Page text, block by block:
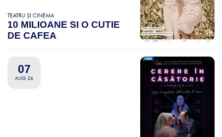
TEATRU ȘI CINEMA
10 MILIOANE SI O CUTIE
DE CAFEA
07
AUG 26